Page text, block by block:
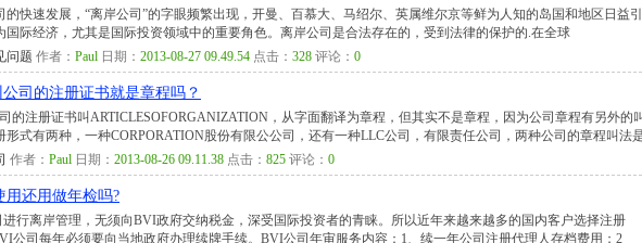
的快速发展，“离岸公司”的字眼频繁出现，开曼、百慕大、马绍尔、英属维尔京等鲜为人知的岛国和地区日益引
国际经济，尤其是国际投资领域中的重要角色。离岸公司是合法存在的，受到法律的保护的.在全球
问题 作者： Paul 日期： 2013-08-27 09.49.54 点击： 328 评论： 0
公司的注册证书就是章程吗？
司的注册证书叫ARTICLESOFORGANIZATION，从字面翻译为章程，但其实不是章程，因为公司章程有另外的
形式有两种，一种CORPORATION股份有限公公司，还有一种LLC公司，有限责任公司，两种公司的章程叫法
作者： Paul 日期： 2013-08-26 09.11.38 点击： 825 评论： 0
还用做年检吗?
行离岸管理，无须向BVI政府交纳税金，深受国际投资者的青睐。所以近年来越来越多的国内客户选择注册
公司每年必须要向当地政府办理续牌手续。BVI公司年审服务内容：1、续一年公司注册代理人存档费用；2